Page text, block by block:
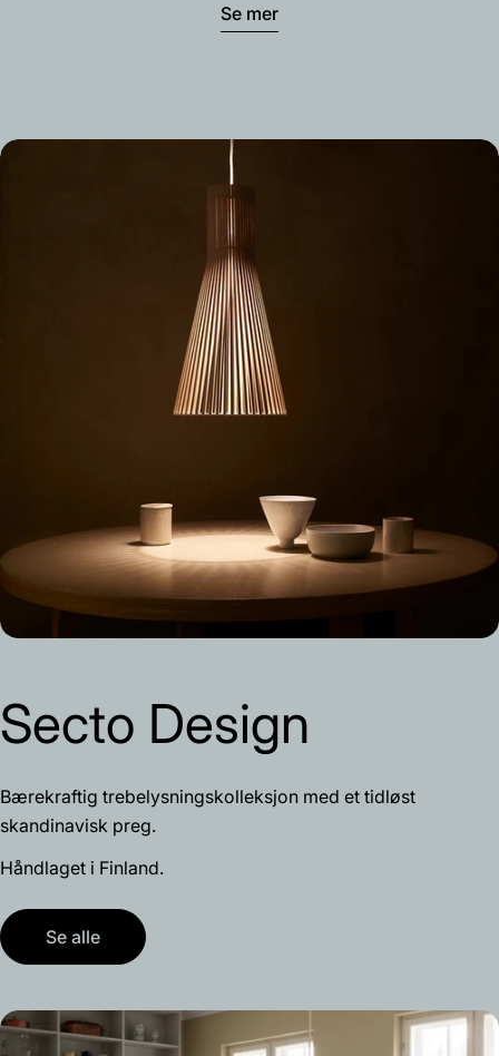
Se mer
Secto Design
Bærekraftig trebelysningskolleksjon med et tidløst
skandinavisk preg.
Håndlaget i Finland.
Se alle